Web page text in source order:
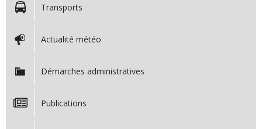
Transports
Actualité météo
Démarches administratives
Publications